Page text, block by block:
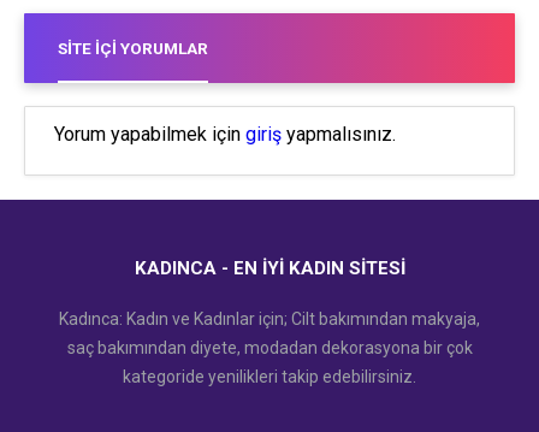
SITE İÇI YORUMLAR
Yorum yapabilmek için giriş yapmalısınız.
KADINCA - EN İYI KADIN SITESI
Kadınca: Kadın ve Kadınlar için; Cilt bakımından makyaja,
saç bakımından diyete, modadan dekorasyona bir çok
kategoride yenilikleri takip edebilirsiniz.